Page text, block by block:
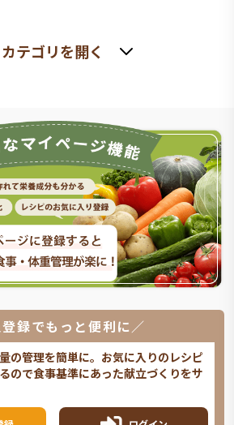
カテゴリを開く
録でもっと便利に／
の管理を簡単に。お気に入りのレシピ
ので食事基準にあった献立づくりをサ